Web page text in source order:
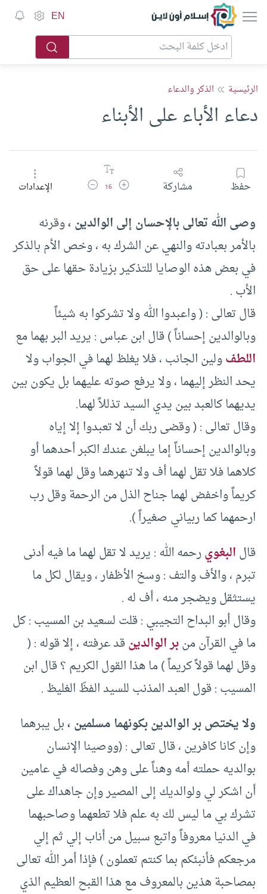
إسلام أون لاين EN
الرئيسية الذكر والدعاء
دعاء الأباء على الأبناء
حفظ مشاركة زيادة حجم الخط
16 تقليل حجم الخطالإعدادات
وصى الله تعالى بالإحسان إلى الوالدين ،وقرنه
بالأمر بعبادته والنهي عن الشرك به ، وخص الأم بالذكر
في بعض هذه الوصايا للتذكير بزيادة حقها على حق
الأب .
قال تعالى : ( واعبدوا الله ولا تشركوا به شيئاً
وبالوالدين إحساناً ) قال ابن عباس : يريد البر بهما مع
اللطفولين الجانب ، فلا يغلظ لهما في الجواب ولا
يحد النظر إليهما ، ولا يرفع صوته عليهما بل يكون بين
يديهما كالعبد بين يدي السيد تذللاً لهما.
وقال تعالى : ( وقضى ربك أن لا تعبدوا إلا إياه
وبالوالدين إحساناً إما يبلغن عندك الكبر أحدهما أو
كلاهما فلا تقل لهما أف ولا تنهرهما وقل لهما قولاً
كريماً واخفض لهما جناح الذل من الرحمة وقل رب
ارحمهما كما ربياني صغيراً ).
قالالبغويرحمه الله : يريد لا تقل لهما ما فيه أدنى
تبرم ، والأف والتف : وسخ الأظفار ، ويقال لكل ما
يستثقل ويضجر منه ، أف له .
وقال أبو البداح التجيبي : قلت لسعيد بن المسيب : كل
ما في القرآن منبر الوالدينقد عرفته ، إلا قوله : (
وقل لهما قولاً كريماً ) ما هذا القول الكريم ؟ قال ابن
المسيب : قول العبد المذنب للسيد الفظّ الغليظ .
ولا يختص بر الوالدين بكونهما مسلمين ،بل يبرهما
وإن كانا كافرين ، قال تعالى : (ووصينا الإنسان
بوالديه حملته أمه وهناً على وهن وفصاله في عامين
أن اشكر لي ولوالديك إلى المصير وإن جاهداك على
تشرك بي ما ليس لك به علم فلا تطعهما وصاحبهما
في الدنيا معروفاً واتبع سبيل من أناب إلي ثم إلي
مرجعكم فأنبئكم بما كنتم تعملون ) فإذا أمر الله تعالى
بمصاحبة هذين بالمعروف مع هذا القبح العظيم الذي